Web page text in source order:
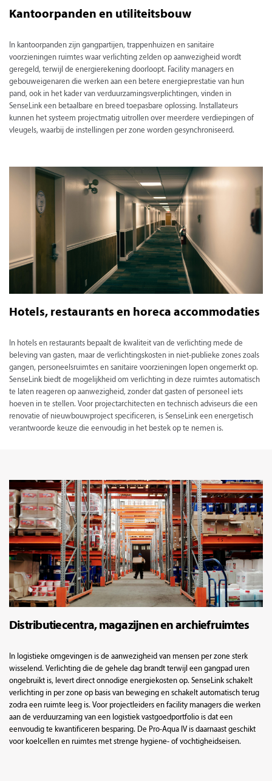
Kantoorpanden en utiliteitsbouw
In kantoorpanden zijn gangpartijen, trappenhuizen en sanitaire
voorzieningen ruimtes waar verlichting zelden op aanwezigheid wordt
geregeld, terwijl de energierekening doorloopt. Facility managers en
gebouweigenaren die werken aan een betere energieprestatie van hun
pand, ook in het kader van verduurzamingsverplichtingen, vinden in
SenseLink een betaalbare en breed toepasbare oplossing. Installateurs
kunnen het systeem projectmatig uitrollen over meerdere verdiepingen of
vleugels, waarbij de instellingen per zone worden gesynchroniseerd.
Hotels, restaurants en horeca accommodaties
In hotels en restaurants bepaalt de kwaliteit van de verlichting mede de
beleving van gasten, maar de verlichtingskosten in niet-publieke zones zoals
gangen, personeelsruimtes en sanitaire voorzieningen lopen ongemerkt op.
SenseLink biedt de mogelijkheid om verlichting in deze ruimtes automatisch
te laten reageren op aanwezigheid, zonder dat gasten of personeel iets
hoeven in te stellen. Voor projectarchitecten en technisch adviseurs die een
renovatie of nieuwbouwproject specificeren, is SenseLink een energetisch
verantwoorde keuze die eenvoudig in het bestek op te nemen is.
Distributiecentra, magazijnen en archiefruimtes
In logistieke omgevingen is de aanwezigheid van mensen per zone sterk
wisselend. Verlichting die de gehele dag brandt terwijl een gangpad uren
ongebruikt is, levert direct onnodige energiekosten op. SenseLink schakelt
verlichting in per zone op basis van beweging en schakelt automatisch terug
zodra een ruimte leeg is. Voor projectleiders en facility managers die werken
aan de verduurzaming van een logistiek vastgoedportfolio is dat een
eenvoudig te kwantificeren besparing. De Pro-Aqua IV is daarnaast geschikt
voor koelcellen en ruimtes met strenge hygiene- of vochtigheidseisen.